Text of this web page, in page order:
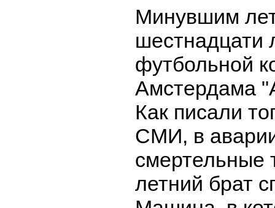
Минувшим
шестнадцати
футбольной
Амстердама
Как писали
СМИ, в
смертельные
летний брат